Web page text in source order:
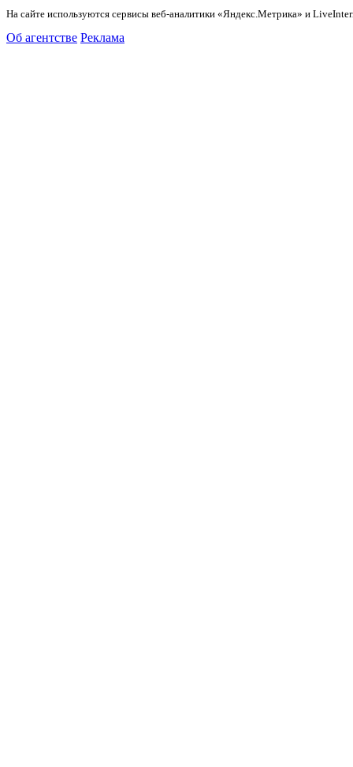
На сайте используются сервисы веб-аналитики «Яндекс.Метрика» и
Об агентстве Реклама